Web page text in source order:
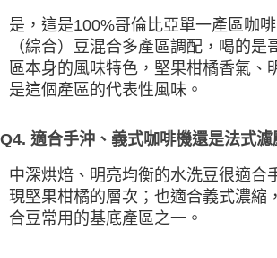
是，這是100%哥倫比亞單一產區咖
（綜合）豆混合多產區調配，喝的是
區本身的風味特色，堅果柑橘香氣、
是這個產區的代表性風味。
Q4. 適合手沖、義式咖啡機還是法式濾
中深烘焙、明亮均衡的水洗豆很適合
現堅果柑橘的層次；也適合義式濃縮
合豆常用的基底產區之一。